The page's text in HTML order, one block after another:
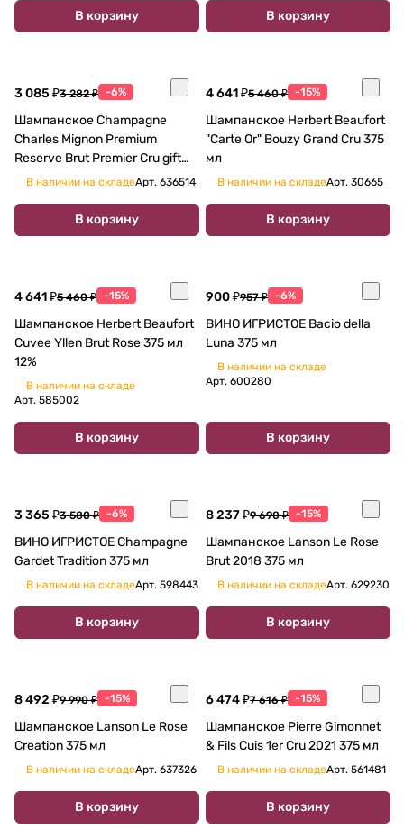
В корзину В корзину
3 085 ₽3 282 ₽ -6%
Шампанское Champagne
Charles Mignon Premium
Reserve Brut Premier Cru gift
box Шампань Шарль Миньон
Премье Крю 375 мл
В наличии на складеАрт. 636514
В корзину
4 641 ₽5 460 ₽ -15%
Шампанское Herbert Beaufort
"Carte Or" Bouzy Grand Cru 375
мл
В наличии на складеАрт. 30665
В корзину
4 641 ₽5 460 ₽ -15%
Шампанское Herbert Beaufort
Cuvee Yllen Brut Rose 375 мл
12%
В наличии на складе
Арт. 585002
В корзину
900 ₽957 ₽ -6%
ВИНО ИГРИСТОЕ Bacio della
Luna 375 мл
В наличии на складе
Арт. 600280
В корзину
3 365 ₽3 580 ₽ -6%
ВИНО ИГРИСТОЕ Champagne
Gardet Tradition 375 мл
В наличии на складеАрт. 598443
В корзину
8 237 ₽9 690 ₽ -15%
Шампанское Lanson Le Rose
Brut 2018 375 мл
В наличии на складеАрт. 629230
В корзину
8 492 ₽9 990 ₽ -15%
Шампанское Lanson Le Rose
Creation 375 мл
В наличии на складеАрт. 637326
В корзину
6 474 ₽7 616 ₽ -15%
Шампанское Pierre Gimonnet
& Fils Cuis 1er Cru 2021 375 мл
В наличии на складеАрт. 561481
В корзину